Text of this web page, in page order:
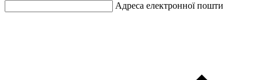
Адреса електронної пошти